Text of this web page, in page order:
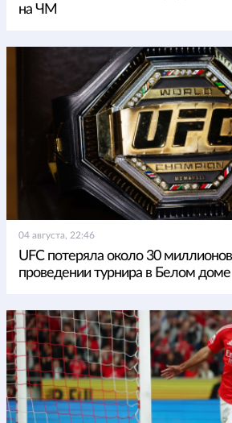
на ЧМ
04 августа, 22:46
UFC потеряла около 30
проведении турнира в Белом доме